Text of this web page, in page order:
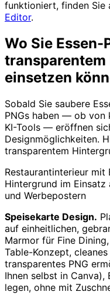
funktioniert, finden Sie
Editor.
Wo Sie
einsetzen
Sobald Sie saubere
PNGs haben — ob von
KI-Tools — eröffnen
Designmöglichkeiten.
transparentem
Restaurantinterieur mit
Hintergrund im
und Werbepostern
Speisekarte Design.
auf einheitlichen,
Marmor für Fine
Table-Konzept,
transparentes PNG
Ihnen selbst in Canva),
legen, ohne mit